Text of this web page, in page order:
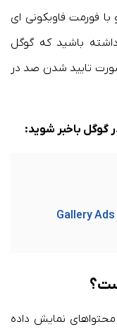
مربع ۴۸ پیکسلی و با فورمت فاویکونی ای
باشید که گوگل
تایید شدن صد در
گوگل باخبر شوید:
محتواهای نمایش داده